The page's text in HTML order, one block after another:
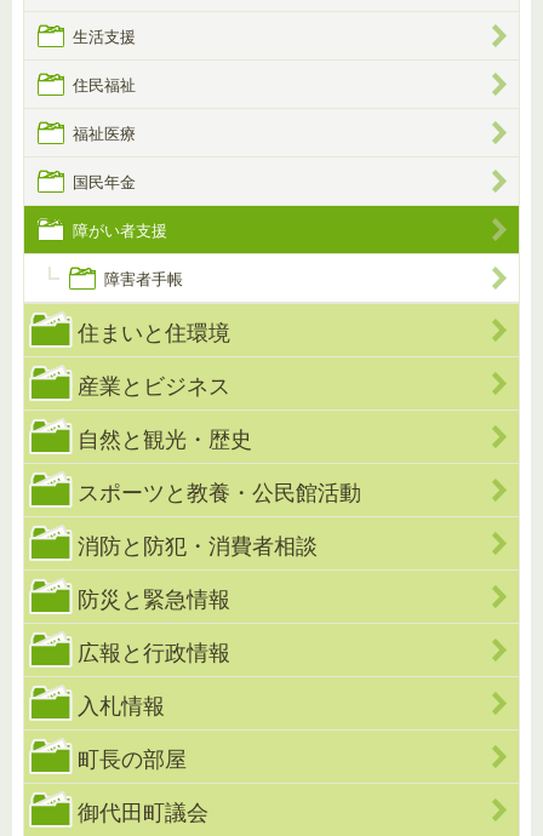
生活支援
住民福祉
福祉医療
国民年金
障がい者支援
障害者手帳
住まいと住環境
産業とビジネス
自然と観光・歴史
スポーツと教養・公民館活動
消防と防犯・消費者相談
防災と緊急情報
広報と行政情報
入札情報
町長の部屋
御代田町議会